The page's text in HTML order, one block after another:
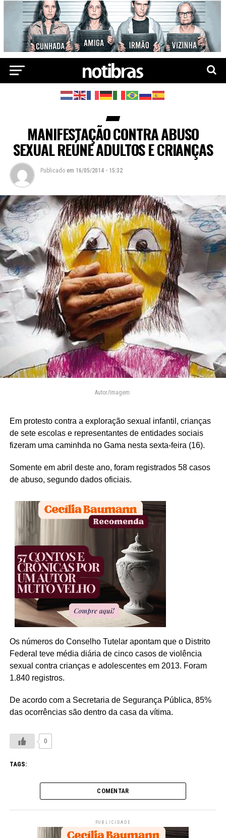
MANIFESTAÇÃO CONTRA ABUSO
SEXUAL REÚNE ADULTOS E CRIANÇAS
Publicado em 16/05/2014 - 15:32
Autor/Imagem:
Em protesto contra a exploração sexual infantil, crianças
de sete escolas e representantes de entidades sociais
fizeram uma caminhda no Gama nesta sexta-feira (16).
Somente em abril deste ano, foram registrados 58 casos
de abuso, segundo dados oficiais.
Os números do Conselho Tutelar apontam que o Distrito
Federal teve média diária de cinco casos de violência
sexual contra crianças e adolescentes em 2013. Foram
1.840 registros.
De acordo com a Secretaria de Segurança Pública, 85%
das ocorrências são dentro da casa da vítima.
0
TAGS:
COMENTAR
PUBLICIDADE